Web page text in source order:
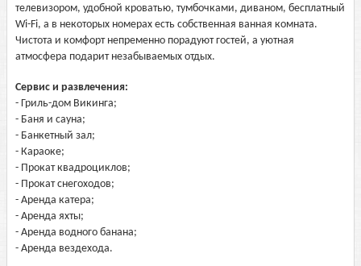
телевизором, удобной кроватью, тумбочками, диваном, бесплатный
Wi-Fi, а в некоторых номерах есть собственная ванная комната.
Чистота и комфорт непременно порадуют гостей, а уютная
атмосфера подарит незабываемых отдых.
Сервис и развлечения:
- Гриль-дом Викинга;
- Баня и сауна;
- Банкетный зал;
- Караоке;
- Прокат квадроциклов;
- Прокат снегоходов;
- Аренда катера;
- Аренда яхты;
- Аренда водного банана;
- Аренда вездехода.